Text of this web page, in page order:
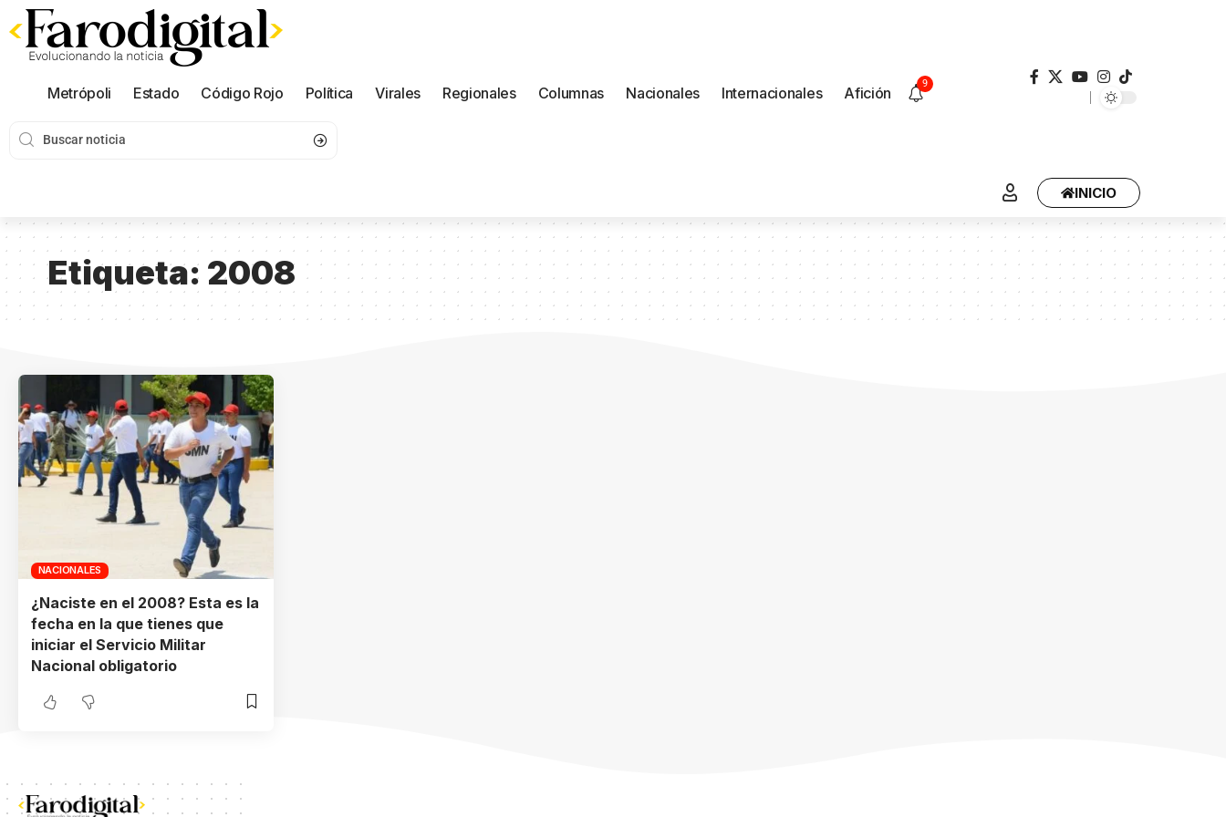
Metrópoli Estado Código Rojo Política Virales Regionales Columnas Nacionales Internacionales Afición
9
INICIO
Etiqueta: 2008
NACIONALES
¿Naciste en el 2008? Esta es la
fecha en la que tienes que
iniciar el Servicio Militar
Nacional obligatorio